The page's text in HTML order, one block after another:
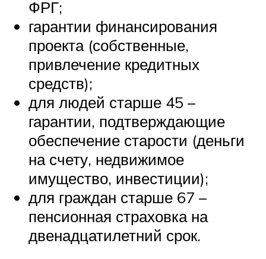
ФРГ;
гарантии финансирования
проекта (собственные,
привлечение кредитных
средств);
для людей старше 45 –
гарантии, подтверждающие
обеспечение старости (деньги
на счету, недвижимое
имущество, инвестиции);
для граждан старше 67 –
пенсионная страховка на
двенадцатилетний срок.